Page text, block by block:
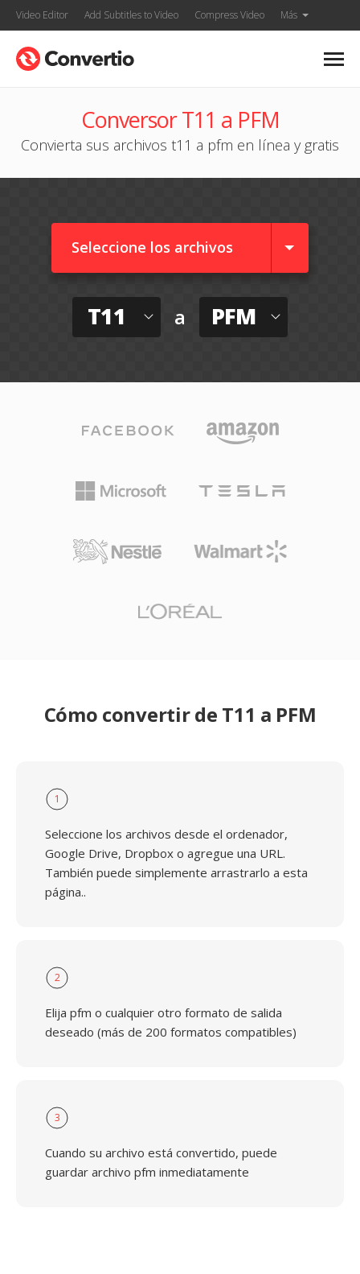
Video Editor Add Subtitles to Video Compress Video Más
Conversor T11 a PFM
Convierta sus archivos t11 a pfm en línea y gratis
Seleccione los archivos
T11 a PFM
Cómo convertir de T11 a PFM
1
Seleccione los archivos desde el ordenador,
Google Drive, Dropbox o agregue una URL.
También puede simplemente arrastrarlo a esta
página..
2
Elija pfm o cualquier otro formato de salida
deseado (más de 200 formatos compatibles)
3
Cuando su archivo está convertido, puede
guardar archivo pfm inmediatamente